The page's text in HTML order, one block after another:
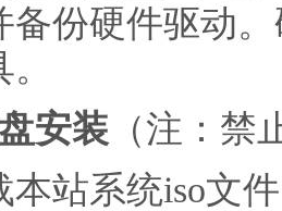
备份硬件驱动
安装 （注：禁
系统iso文件